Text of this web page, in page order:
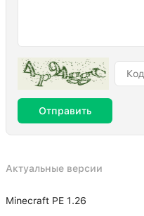
Отправить
Актуальные версии
Minecraft PE 1.26